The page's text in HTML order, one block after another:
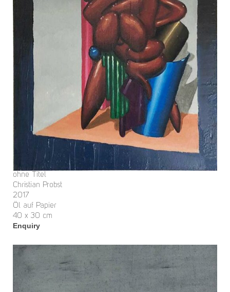
ohne Titel
Christian Probst
2017
Öl auf Papier
40 x 30 cm
Enquiry